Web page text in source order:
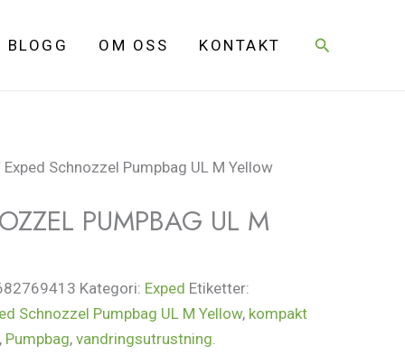
BLOGG OM OSS KONTAKT Sök
Schnozzel Pumpbag UL M Yellow
PUMPBAG UL M
Kategori: Exped Etiketter:
Schnozzel Pumpbag UL M Yellow, kompakt
, Pumpbag,vandringsutrustning.